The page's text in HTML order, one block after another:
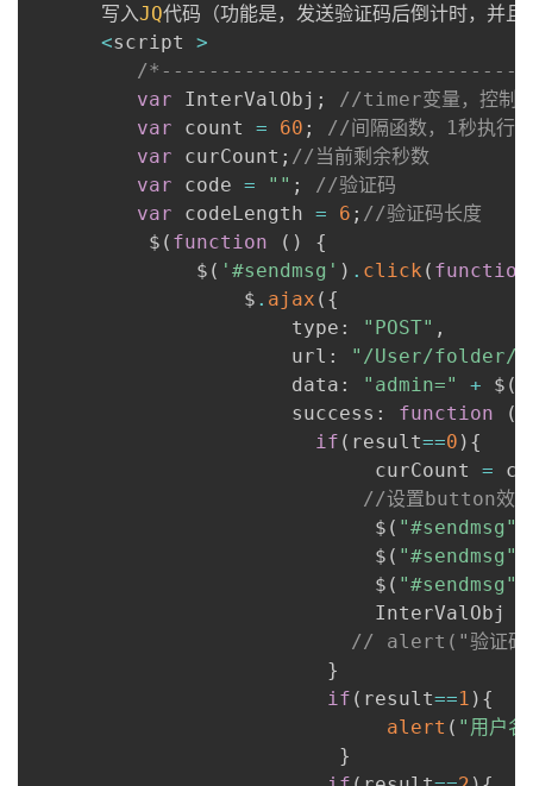
      写入
JQ代码（功能是，发送验证码后倒计时，并且
<script >
/
var InterValObj ;
//timer变量，控制
var count = 60 ;
//间隔函数，1秒执行
var curCount ; //当前剩余秒数
var code = "" ;
//验证码
var codeLength = 6 ; //验证码长度
          $
( function ( )
{
              $
( '#sendmsg' ) . click ( function
                  $
. ajax ( {
                      type
: "POST" ,
url :
"/User/folder/
data : "admin=" + $ (
success : function (
if ( result==0 ) {
                             curCount
=
//设置button效果
                             $
( "#sendmsg"
                             $
( "#sendmsg"
                             $
( "#sendmsg"
                             InterValObj
// alert("验证码
}
if ( result==1 ) {
alert ( "用户
}